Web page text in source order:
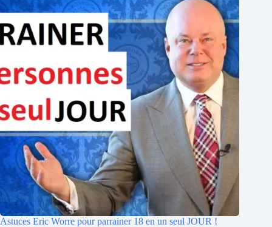
Astuces Eric Worre pour parrainer 18 en un seul JOUR !